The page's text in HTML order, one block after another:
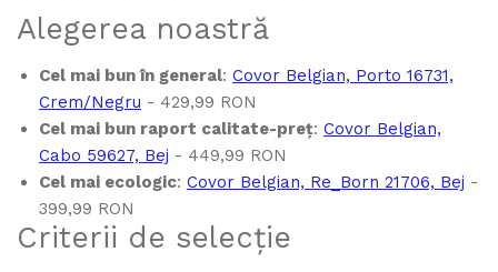
Alegerea noastră
Cel mai bun în general: Covor Belgian, Porto 16731,
Crem/Negru - 429,99 RON
Cel mai bun raport calitate-preț: Covor Belgian,
Cabo 59627, Bej - 449,99 RON
Cel mai ecologic: Covor Belgian, Re_Born 21706, Bej -
399,99 RON
Criterii de selecție